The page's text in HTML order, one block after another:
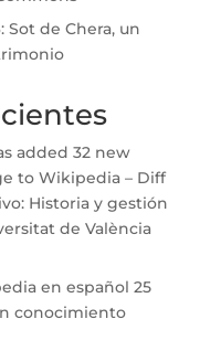
de Chera, un
added 32 new
to Wikipedia – Diff
Historia y gestión
de València
en español 25
conocimiento